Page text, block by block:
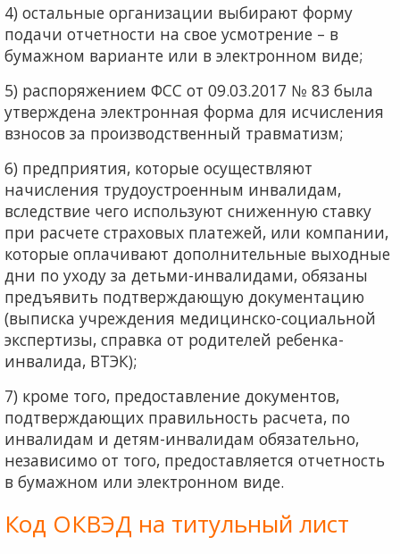
4) остальные организации выбирают форму
подачи отчетности на свое усмотрение – в
бумажном варианте или в электронном виде;
5) распоряжением ФСС от 09.03.2017 № 83 была
ут­верждена электронная форма для исчисления
взносов за производственный травматизм;
6) предприятия, которые осуществляют
начисления трудоустроенным инвалидам,
вследствие чего использу­ют сниженную ставку
при расчете страховых платежей, или компании,
которые оплачивают дополнительные выходные
дни по уходу за детьми-инвалидами, обязаны
предъявить подтверждающую документацию
(выписка учреждения медицинско-социальной
экспертизы, справ­ка от родителей ребенка-
инвалида, ВТЭК);
7) кроме того, предоставление документов,
подтвер­ждающих правильность расчета, по
инвалидам и детям-инвалидам обязательно,
независимо от того, предостав­ляется отчетность
в бумажном или электронном виде.
Код ОКВЭД на титульный лист